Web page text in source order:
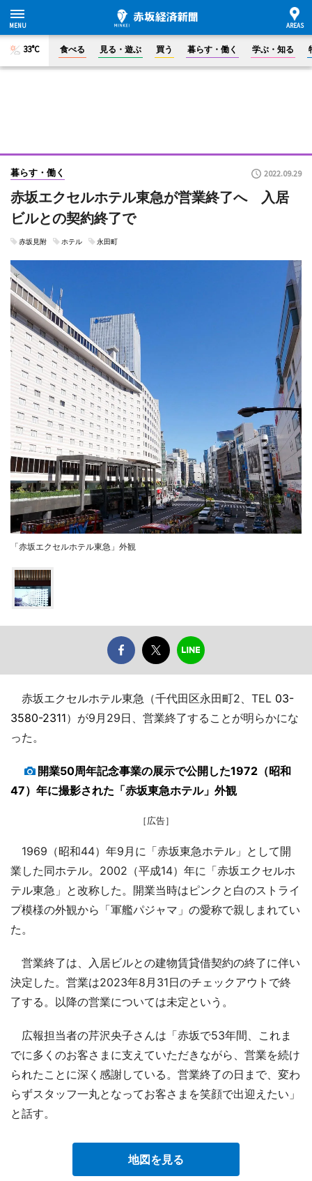
33°C 食べる 見る・遊ぶ 買う 暮らす・働く 学ぶ・知る
暮らす・働く 2022.09.29
赤坂エクセルホテル東急が営業終了へ 入居
ビルとの契約終了で
赤坂見附 ホテル 永田町
「赤坂エクセルホテル東急」外観
赤坂エクセルホテル東急（千代田区永田町2、TEL 03-
3580-2311）が9月29日、営業終了することが明らかにな
った。
開業50周年記念事業の展示で公開した1972（昭和
47）年に撮影された「赤坂東急ホテル」外観
［広告］
1969（昭和44）年9月に「赤坂東急ホテル」として開
業した同ホテル。2002（平成14）年に「赤坂エクセルホ
テル東急」と改称した。開業当時はピンクと白のストライ
プ模様の外観から「軍艦パジャマ」の愛称で親しまれてい
た。
営業終了は、入居ビルとの建物賃貸借契約の終了に伴い
決定した。営業は2023年8月31日のチェックアウトで終
了する。以降の営業については未定という。
広報担当者の芹沢央子さんは「赤坂で53年間、これま
でに多くのお客さまに支えていただきながら、営業を続け
られたことに深く感謝している。営業終了の日まで、変わ
らずスタッフ一丸となってお客さまを笑顔で出迎えたい」
と話す。
地図を見る